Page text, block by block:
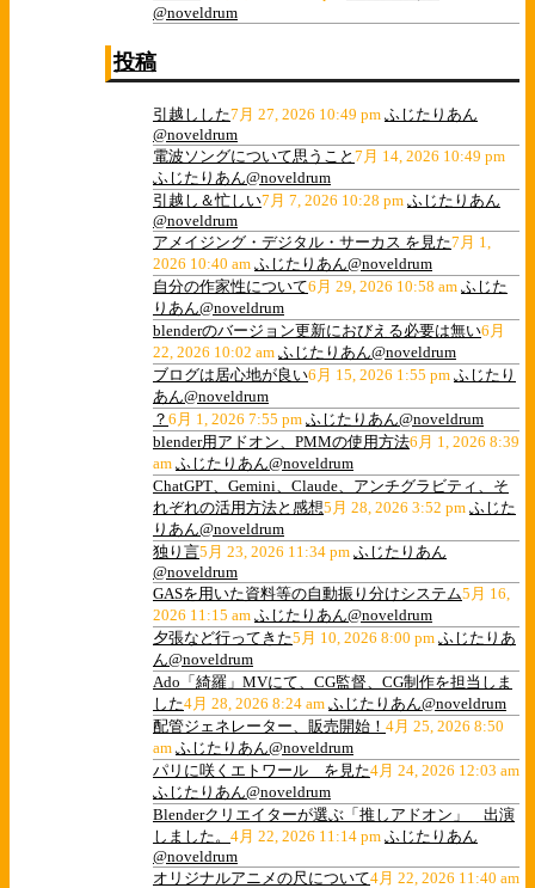
@noveldrum
投稿
引越しした7月 27, 2026 10:49 pm ふじたりあん
@noveldrum
電波ソングについて思うこと 7月 14, 2026 10:49 pm
ふじたりあん@noveldrum
引越し＆忙しい7月 7, 2026 10:28 pm ふじたりあん
@noveldrum
アメイジング・デジタル・サーカス を見た7月 1,
2026 10:40 am ふじたりあん@noveldrum
自分の作家性について6月 29, 2026 10:58 am ふじた
りあん@noveldrum
blenderのバージョン更新におびえる必要は無い6月
22, 2026 10:02 am ふじたりあん@noveldrum
ブログは居心地が良い6月 15, 2026 1:55 pm ふじたり
あん@noveldrum
？ 6月 1, 2026 7:55 pm ふじたりあん@noveldrum
blender用アドオン、PMMの使用方法6月 1, 2026 8:39
am ふじたりあん@noveldrum
ChatGPT、Gemini、Claude、アンチグラビティ、そ
れぞれの活用方法と感想5月 28, 2026 3:52 pm ふじた
りあん@noveldrum
独り言5月 23, 2026 11:34 pm ふじたりあん
@noveldrum
GASを用いた資料等の自動振り分けシステム5月 16,
2026 11:15 am ふじたりあん@noveldrum
夕張など行ってきた5月 10, 2026 8:00 pm ふじたりあ
ん@noveldrum
Ado「綺羅」MVにて、CG監督、CG制作を担当しま
した4月 28, 2026 8:24 am ふじたりあん@noveldrum
配管ジェネレーター、販売開始！ 4月 25, 2026 8:50
am ふじたりあん@noveldrum
パリに咲くエトワール を見た4月 24, 2026 12:03 am
ふじたりあん@noveldrum
Blenderクリエイターが選ぶ「推しアドオン」 出演
しました。 4月 22, 2026 11:14 pm ふじたりあん
@noveldrum
オリジナルアニメの尺について4月 22, 2026 11:40 am